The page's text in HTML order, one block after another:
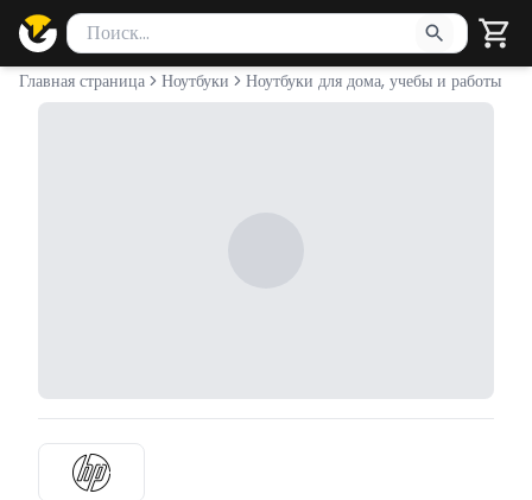
Поиск товаров
Введите минимум 2 символа для поиска. Нажмите Enter
Главная страница Ноутбуки Ноутбуки для дома, учебы и работы